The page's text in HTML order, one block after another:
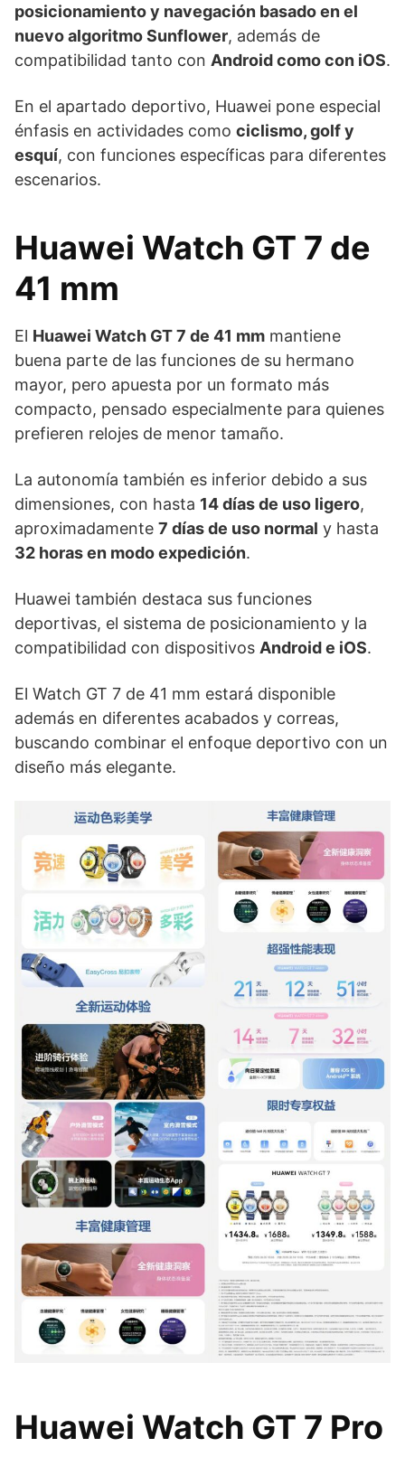
posicionamiento y navegación basado en el
nuevo algoritmo Sunflower, además de
compatibilidad tanto con Android como con iOS.
En el apartado deportivo, Huawei pone especial
énfasis en actividades como ciclismo, golf y
esquí, con funciones específicas para diferentes
escenarios.
Huawei Watch GT 7 de
41 mm
El Huawei Watch GT 7 de 41 mm mantiene
buena parte de las funciones de su hermano
mayor, pero apuesta por un formato más
compacto, pensado especialmente para quienes
prefieren relojes de menor tamaño.
La autonomía también es inferior debido a sus
dimensiones, con hasta 14 días de uso ligero,
aproximadamente 7 días de uso normal y hasta
32 horas en modo expedición.
Huawei también destaca sus funciones
deportivas, el sistema de posicionamiento y la
compatibilidad con dispositivos Android e iOS.
El Watch GT 7 de 41 mm estará disponible
además en diferentes acabados y correas,
buscando combinar el enfoque deportivo con un
diseño más elegante.
Huawei Watch GT 7 Pro